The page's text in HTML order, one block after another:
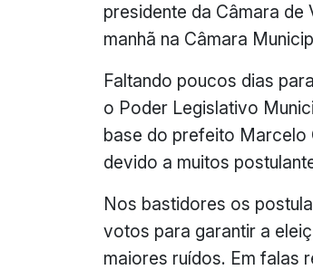
presidente da Câmara
manhã na Câmara
Faltando poucos dias
o Poder Legislativo
base do prefeito Marcelo
devido a muitos
Nos bastidores os
votos para garantir a
maiores ruídos. Em falas